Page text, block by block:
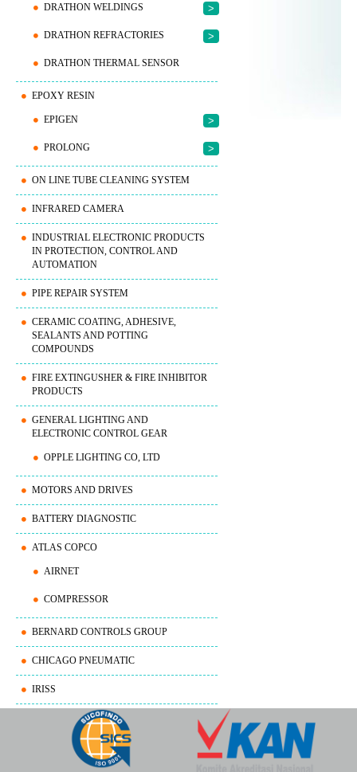
DRATHON WELDINGS >
DRATHON REFRACTORIES >
DRATHON THERMAL SENSOR
EPOXY RESIN
EPIGEN >
PROLONG >
ON LINE TUBE CLEANING SYSTEM
INFRARED CAMERA
INDUSTRIAL ELECTRONIC PRODUCTS
IN PROTECTION, CONTROL AND
AUTOMATION
PIPE REPAIR SYSTEM
CERAMIC COATING, ADHESIVE,
SEALANTS AND POTTING
COMPOUNDS
FIRE EXTINGUSHER & FIRE INHIBITOR
PRODUCTS
GENERAL LIGHTING AND
ELECTRONIC CONTROL GEAR
OPPLE LIGHTING CO, LTD
MOTORS AND DRIVES
BATTERY DIAGNOSTIC
ATLAS COPCO
AIRNET
COMPRESSOR
BERNARD CONTROLS GROUP
CHICAGO PNEUMATIC
IRISS